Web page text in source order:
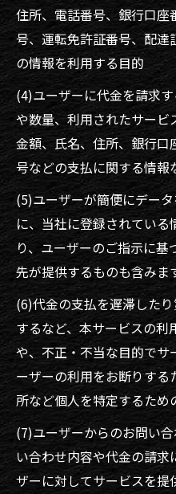
住所、電話番号、銀行口
号、運転免許証番号、配
の情報を利用する目的
(4)ユーザーに代金を請求
や数量、利用されたサー
金額、氏名、住所、銀行
号などの支払に関する情報
(5)ユーザーが簡便にデー
に、当社に登録されてい
り、ユーザーのご指示に
先が提供するものも含み
(6)代金の支払を遅滞した
するなど、本サービスの
や、不正・不当な目的で
ーザーの利用をお断りす
所など個人を特定するため
(7)ユーザーからのお問い
い合わせ内容や代金の請
ザーに対してサービスを提